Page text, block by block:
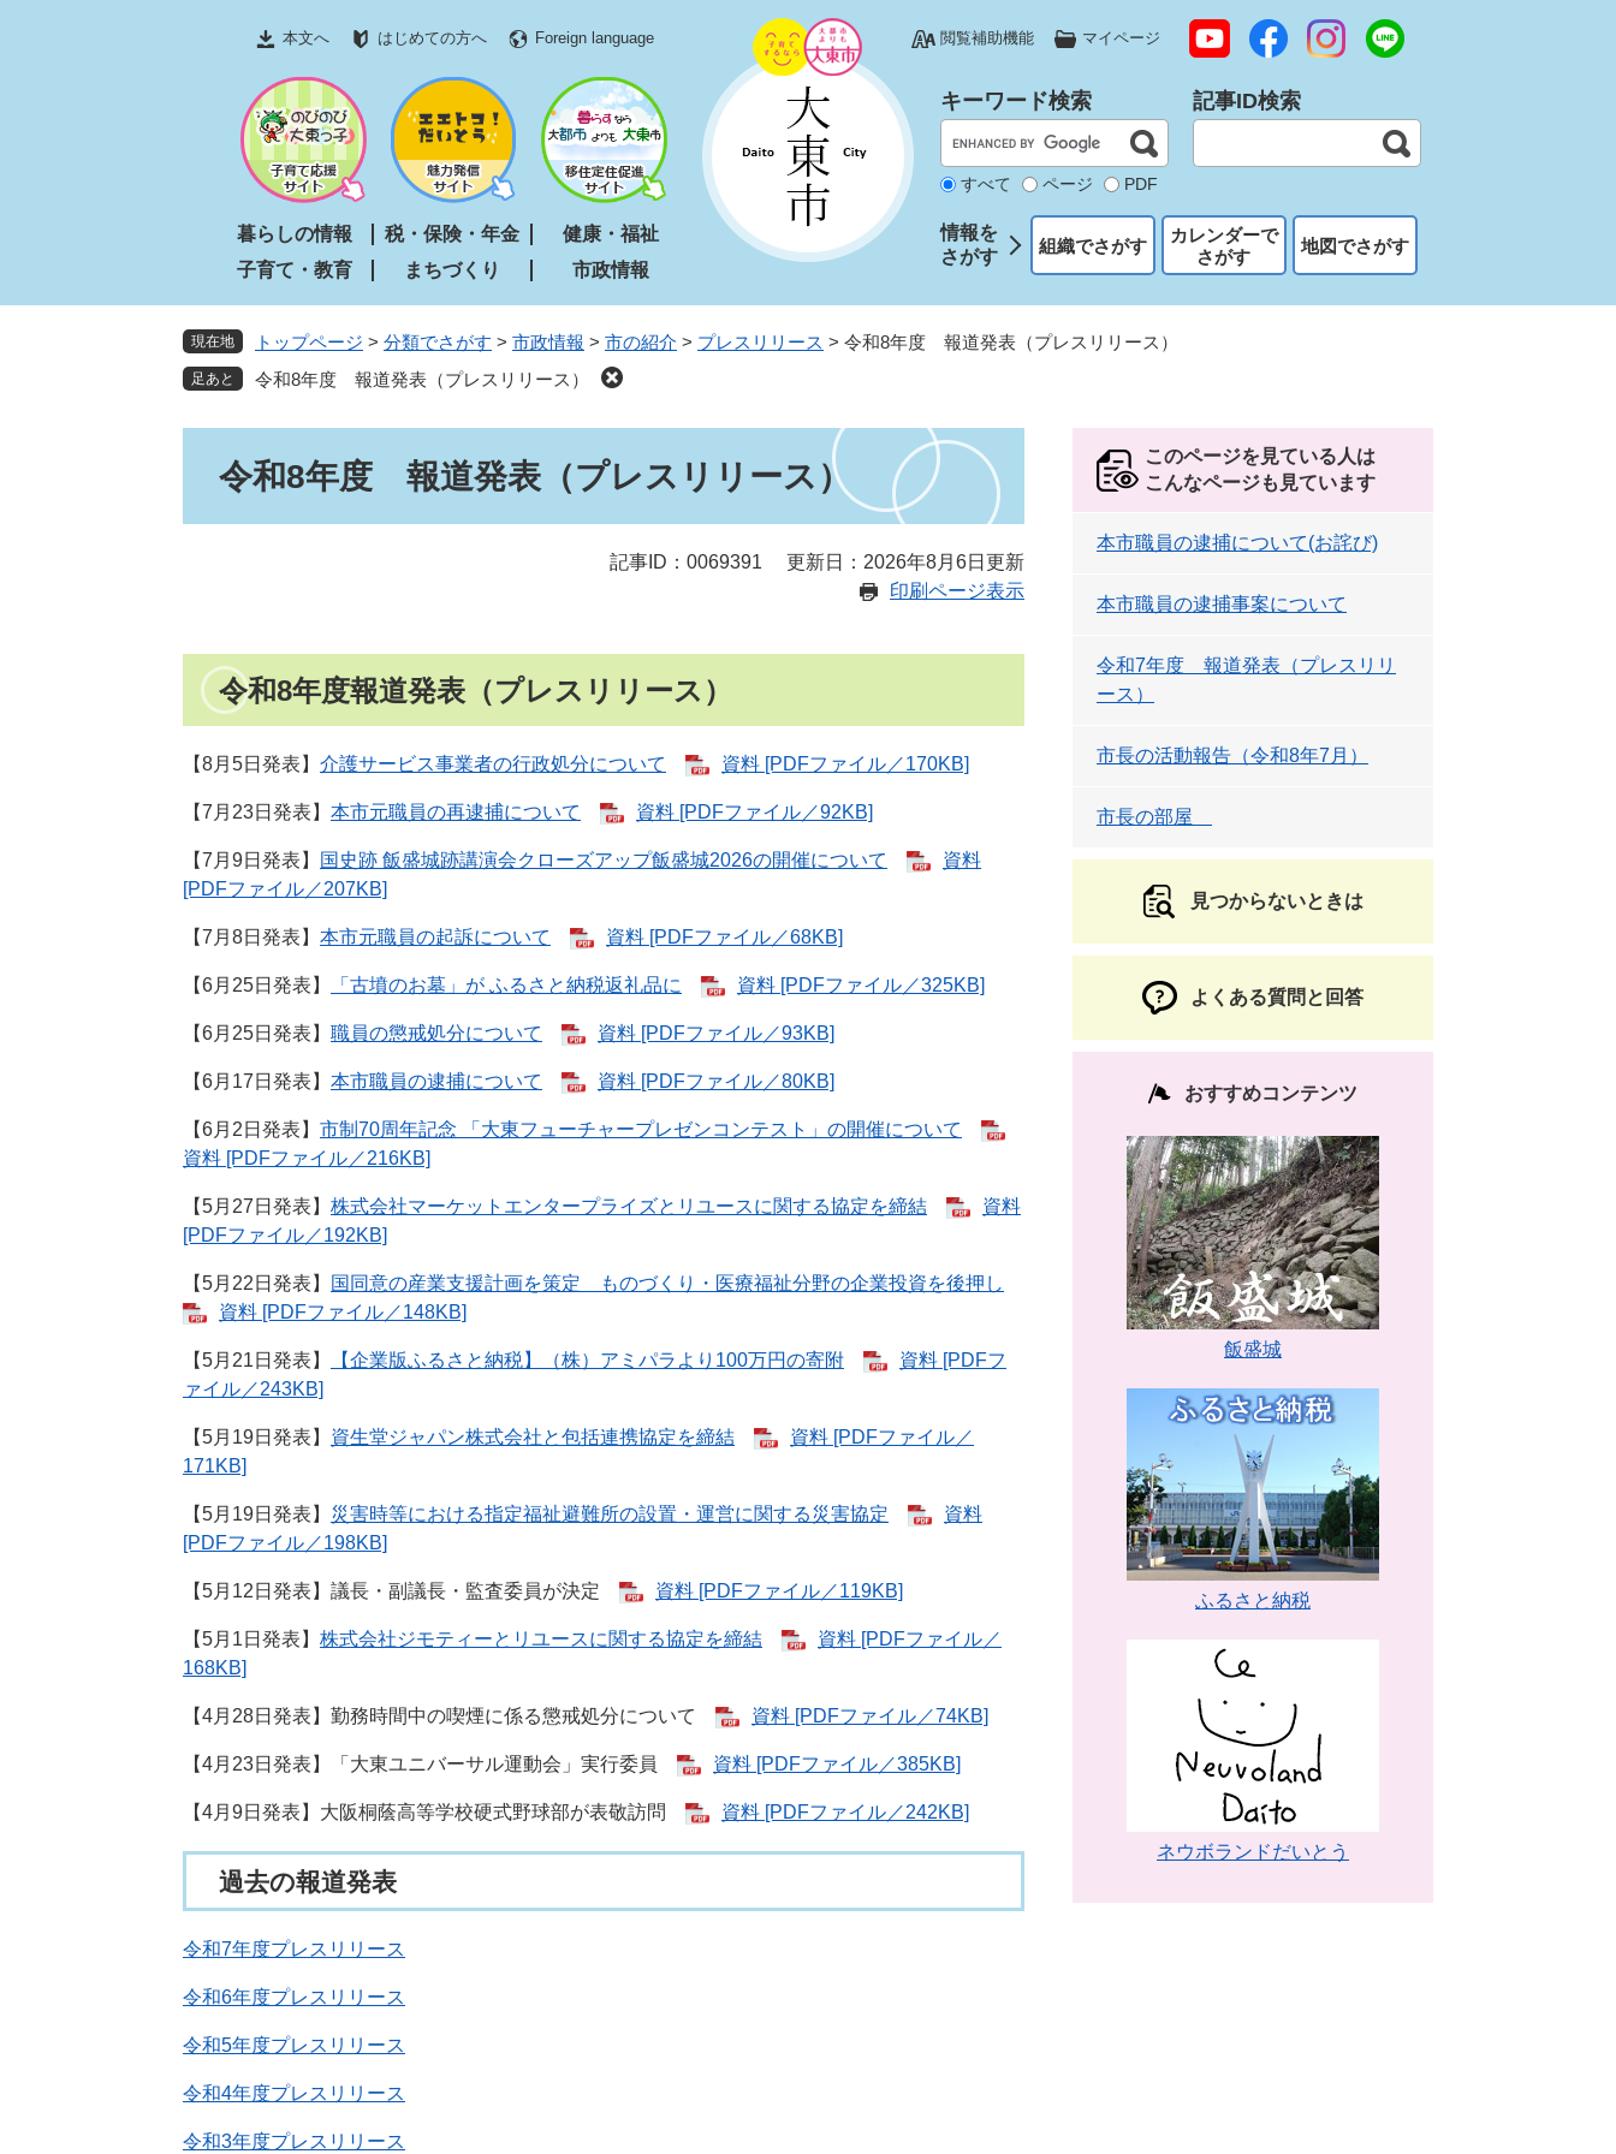
文
本文へ はじめての方へ Foreign language 閲覧補助機能 マイページ
暮らしの情報 税・保険・年金
健康・福祉
子育て・教育
まちづくり 市政情報
キーワード検索
すべて ページ PDF
記事ID検索
情報を
さがす
組織でさがす
カレンダーで
さがす
地図でさがす
現在地 トップページ > 分類でさがす > 市政情報 > 市の紹介 > プレスリリース > 令和8年度 報道発表（プレスリリース）
令和8年度 報道発表（プレスリリース）
令和8年度 報道発表（プレスリリース）
記事ID：0069391
更新日：2026年8月6日更新
印刷ページ表示
令和8年度報道発表（プレスリリース）
【8月5日発表】 介護サービス事業者の行政処分について 資料 [PDFファイル／170KB]
【7月23日発表】 本市元職員の再逮捕について 資料 [PDFファイル／92KB]
【7月9日発表】 国史跡 飯盛城跡講演会クローズアップ飯盛城2026の開催について
資料
[PDFファイル／207KB]
【7月8日発表】 本市元職員の起訴について 資料 [PDFファイル／68KB]
【6月25日発表】 「古墳のお墓」が ふるさと納税返礼品に 資料 [PDFファイル／325KB]
【6月25日発表】 職員の懲戒処分について 資料 [PDFファイル／93KB]
【6月17日発表】 本市職員の逮捕について 資料 [PDFファイル／80KB]
【6月2日発表】 市制70周年記念 「大東フューチャープレゼンコンテスト」の開催について
資料 [PDFファイル／216KB]
【5月27日発表】 株式会社マーケットエンタープライズとリユースに関する協定を締結
資料
[PDFファイル／192KB]
【5月22日発表】
国同意の産業支援計画を策定 ものづくり・医療福祉分野の企業投資を後押し
資料 [PDFファイル／148KB]
【5月21日発表】 【企業版ふるさと納税】（株）アミパラより100万円の寄附
資料 [PDFフ
ァイル／243KB]
【5月19日発表】 資生堂ジャパン株式会社と包括連携協定を締結
資料 [PDFファイル／
171KB]
【5月19日発表】 災害時等における指定福祉避難所の設置・運営に関する災害協定
資料
[PDFファイル／198KB]
【5月12日発表】議長・副議長・監査委員が決定 資料 [PDFファイル／119KB]
【5月1日発表】 株式会社ジモティーとリユースに関する協定を締結
資料 [PDFファイル／
168KB]
【4月28日発表】勤務時間中の喫煙に係る懲戒処分について 資料 [PDFファイル／74KB]
【4月23日発表】「大東ユニバーサル運動会」実行委員 資料 [PDFファイル／385KB]
【4月9日発表】大阪桐蔭高等学校硬式野球部が表敬訪問 資料 [PDFファイル／242KB]
過去の報道発表
令和7年度プレスリリース
令和6年度プレスリリース
令和5年度プレスリリース
令和4年度プレスリリース
令和3年度プレスリリース
このページを見ている人は
こんなページも見ています
本市職員の逮捕について(お詫び)
本市職員の逮捕事案について
令和7年度 報道発表（プレスリリ
ース）
市長の活動報告（令和8年7月）
市長の部屋
見つからないときは
よくある質問と回答
おすすめコンテンツ
飯盛城
ふるさと納税
ネウボランドだいとう